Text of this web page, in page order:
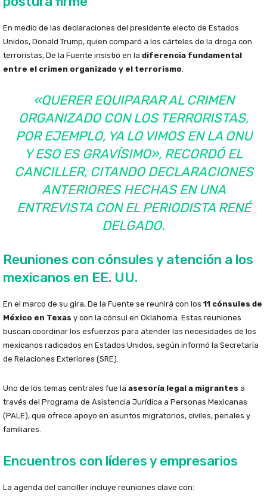
En medio de las declaraciones del presidente electo de Estados
Unidos, Donald Trump, quien comparó a los cárteles de la droga con
terroristas, De la Fuente insistió en la diferencia fundamental
entre el crimen organizado y el terrorismo.
«QUERER EQUIPARAR AL CRIMEN
ORGANIZADO CON LOS TERRORISTAS,
POR EJEMPLO, YA LO VIMOS EN LA ONU
Y ESO ES GRAVÍSIMO», RECORDÓ EL
CANCILLER, CITANDO DECLARACIONES
ANTERIORES HECHAS EN UNA
ENTREVISTA CON EL PERIODISTA RENÉ
DELGADO.
Reuniones con cónsules y atención a los
mexicanos en EE. UU.
En el marco de su gira, De la Fuente se reunirá con los 11 cónsules de
México en Texas y con la cónsul en Oklahoma. Estas reuniones
buscan coordinar los esfuerzos para atender las necesidades de los
mexicanos radicados en Estados Unidos, según informó la Secretaría
de Relaciones Exteriores (SRE).
Uno de los temas centrales fue la asesoría legal a migrantes a
través del Programa de Asistencia Jurídica a Personas Mexicanas
(PALE), que ofrece apoyo en asuntos migratorios, civiles, penales y
familiares.
Encuentros con líderes y empresarios
La agenda del canciller incluye reuniones clave con: